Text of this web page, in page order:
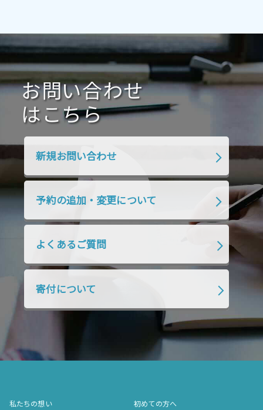
2021年1月 2020年12月 2020年11月
2020年10月 2020年9月 2020年8月
2020年7月 2020年6月 2020年5月
2020年4月 2020年3月 2020年2月
2019年10月 2019年9月
2019年4月
2018年7月 2018年6月
2018年4月 2018年3月 2018年2月
2018年1月 2017年12月
2017年10月 2017年9月 2017年8月
2017年5月
2017年4月
お問い合わせ
はこちら
新規お問い合わせ
予約の追加・変更について
よくあるご質問
寄付について
私たちの想い 初めての方へ